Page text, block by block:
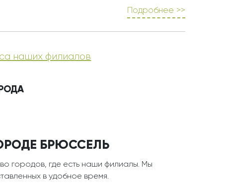
Подробнее >>
наших филиалов
БРЮССЕЛЬ
городов, где есть наши филиалы. Мы
в удобное время.